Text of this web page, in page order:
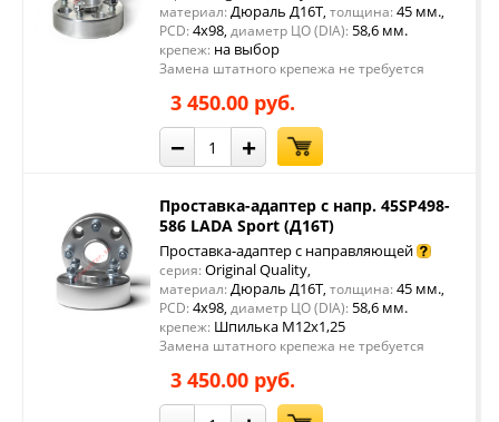
материал: Дюраль Д16Т, толщина: 45 мм.,
PCD: 4x98, диаметр ЦО (DIA): 58,6 мм.
крепеж: на выбор
Замена штатного крепежа не требуется
3 450.00 руб.
− +
Проставка-адаптер с напр. 45SP498-
586 LADA Sport (Д16Т)
Проставка-адаптер с направляющей
серия: Original Quality,
материал: Дюраль Д16Т, толщина: 45 мм.,
PCD: 4x98, диаметр ЦО (DIA): 58,6 мм.
крепеж: Шпилька М12х1,25
Замена штатного крепежа не требуется
3 450.00 руб.